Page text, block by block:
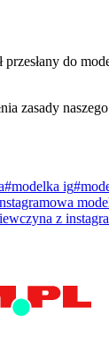
przesłany do
zasady
#modelka ig
z